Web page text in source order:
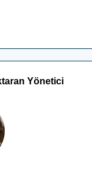
Yönetici